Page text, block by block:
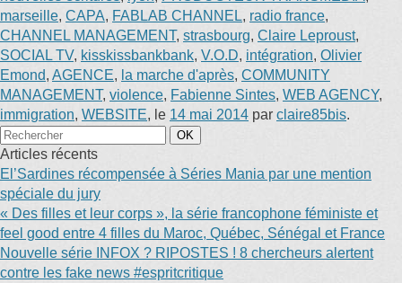
marseille, CAPA, FABLAB CHANNEL, radio france,
CHANNEL MANAGEMENT, strasbourg, Claire Leproust,
SOCIAL TV, kisskissbankbank, V.O.D, intégration, Olivier
Emond, AGENCE, la marche d'après, COMMUNITY
MANAGEMENT, violence, Fabienne Sintes, WEB AGENCY,
immigration, WEBSITE, le 14 mai 2014 par claire85bis.
Articles récents
El’Sardines récompensée à Séries Mania par une mention
spéciale du jury
« Des filles et leur corps », la série francophone féministe et
feel good entre 4 filles du Maroc, Québec, Sénégal et France
Nouvelle série INFOX ? RIPOSTES ! 8 chercheurs alertent
contre les fake news #espritcritique